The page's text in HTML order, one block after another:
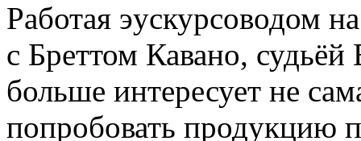
Работая эускурсоводом
с Бреттом Кавано, судьёй
больше интересует не
попробовать продукцию